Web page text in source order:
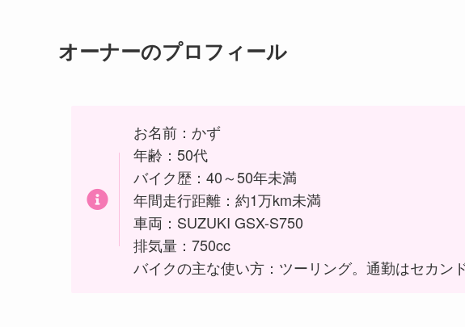
オーナーのプロフィール
お名前：かず
年齢：50代
バイク歴：40～50年未満
年間走行距離：約1万km未満
車両：SUZUKI GSX-S750
排気量：750cc
バイクの主な使い方：ツーリング。通勤はセカン